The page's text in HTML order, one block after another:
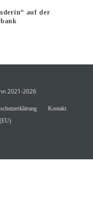
auf der
2021-2026
Kontakt